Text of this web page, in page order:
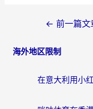
导
← 前一篇文
海外地区限制